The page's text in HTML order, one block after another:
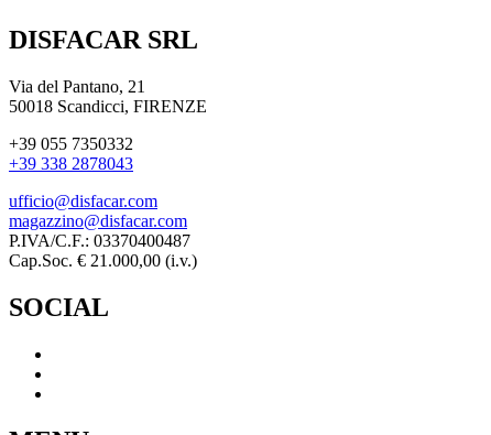
DISFACAR SRL
Via del Pantano, 21
50018 Scandicci, FIRENZE
+39 055 7350332
+39 338 2878043
ufficio@disfacar.com
magazzino@disfacar.com
P.IVA/C.F.: 03370400487
Cap.Soc. € 21.000,00 (i.v.)
SOCIAL